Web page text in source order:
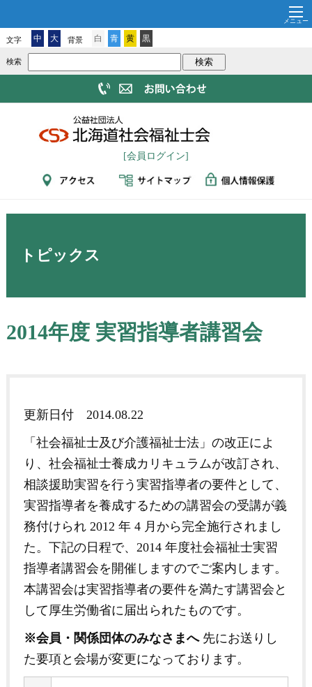
文字 中 大 背景 白 青 黄 黒
検索
[会員ログイン]
トピックス
2014年度 実習指導者講習会
更新日付 2014.08.22
「社会福祉士及び介護福祉士法」の改正によ
り、社会福祉士養成カリキュラムが改訂され、
相談援助実習を行う実習指導者の要件として、
実習指導者を養成するための講習会の受講が義
務付けられ 2012 年 4 月から完全施行されまし
た。下記の日程で、2014 年度社会福祉士実習
指導者講習会を開催しますのでご案内します。
本講習会は実習指導者の要件を満たす講習会と
して厚生労働省に届出られたものです。
※会員・関係団体のみなさまへ先にお送りし
た要項と会場が変更になっております。